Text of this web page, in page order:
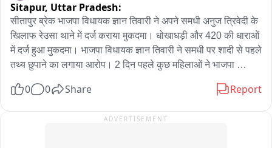
पिता की तहरीर पर मां के खिलाफ केस दर्ज
राधानगर थाना क्षेत्र के फुलवामऊ गांव का मामला।
Sitapur, Uttar Pradesh:
सीतापुर ब्रेक भाजपा विधायक ज्ञान तिवारी ने अपने समधी अनुज त्रिवेदी के
खिलाफ रेउसा थाने में दर्ज कराया मुकदमा। धोखाधड़ी और 420 की धाराओं
में दर्ज हुआ मुकदमा। भाजपा विधायक ज्ञान तिवारी ने समधी पर शादी से पहले
तथ्य छुपाने का लगाया आरोप। 2 दिन पहले कुछ महिलाओं ने भाजपा
ठगी का प्रार्थना पत्र। भाजपा विधायक ने भी बेटी के साथ वीडियो सोशल
0 0 Share Report
ADVERTISEMENT